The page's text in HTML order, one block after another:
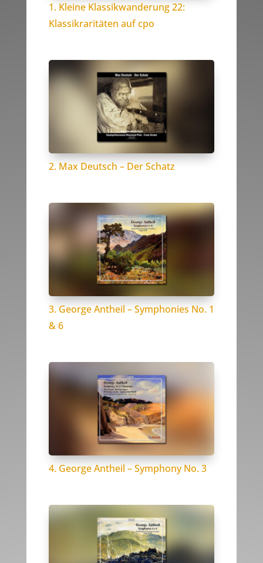
1. Kleine Klassikwanderung 22:
Klassikraritäten auf cpo
2. Max Deutsch – Der Schatz
3. George Antheil – Symphonies No. 1
& 6
4. George Antheil – Symphony No. 3